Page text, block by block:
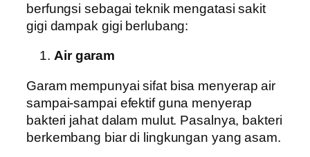
berfungsi sebagai teknik mengatasi sakit
gigi dampak gigi berlubang:
Air garam
Garam mempunyai sifat bisa menyerap air
sampai-sampai efektif guna menyerap
bakteri jahat dalam mulut. Pasalnya, bakteri
berkembang biar di lingkungan yang asam.